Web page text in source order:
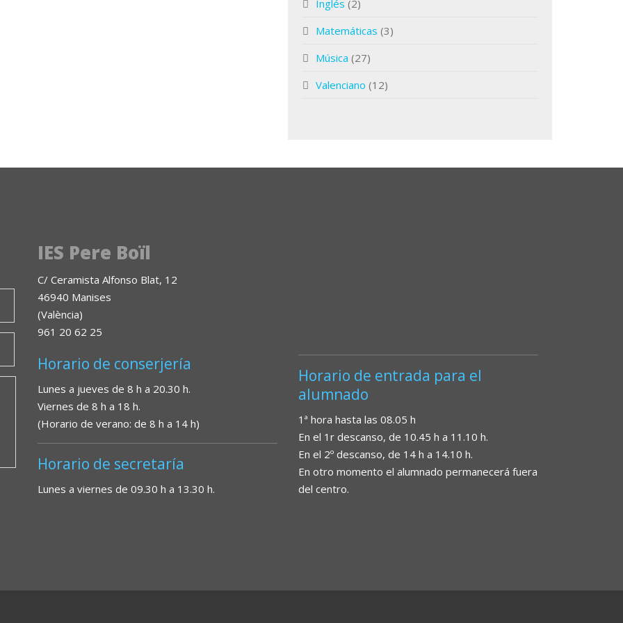
Inglés (2)
Matemáticas (3)
Música (27)
Valenciano (12)
IES Pere Boïl
C/ Ceramista Alfonso Blat, 12
46940 Manises
(València)
961 20 62 25
Horario de conserjería
Lunes a jueves de 8 h a 20.30 h.
Viernes de 8 h a 18 h.
(Horario de verano: de 8 h a 14 h)
Horario de secretaría
Lunes a viernes de 09.30 h a 13.30 h.
Horario de entrada para el
alumnado
1ª hora hasta las 08.05 h
En el 1r descanso, de 10.45 h a 11.10 h.
En el 2º descanso, de 14 h a 14.10 h.
En otro momento el alumnado permanecerá fuera
del centro.